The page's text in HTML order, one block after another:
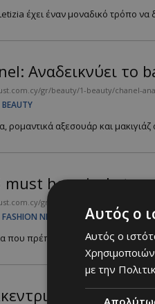
έχει έναν μοναδικό τρόπο να
Αναδεικνύει το
gr/beauty/1-beauty/chanel-
BEAUTY
ρομαντικά αξεσουάρ και
must have jackets
gr/fashion/fashion-news/ta-5-
FASHION NEWS
που πρέπει να έχετε στην
εμφάνιση
Αυτός ο
Αυτός ο
με την